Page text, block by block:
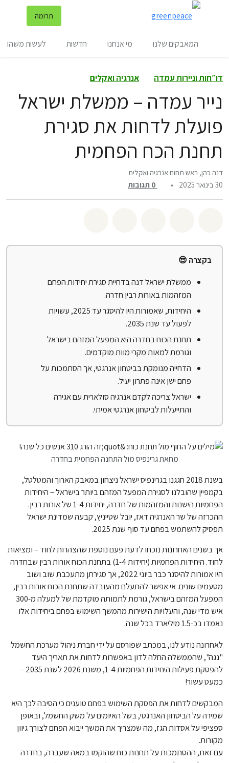
תרומה
המאבקים שלנו מי אנחנו חדשות לעשות משהו
דו״חות וניירות עמדה אנרגיה ואקלים
נייר עמדה – ממשלת ישראל
פועלת לדחות את סגירת
תחנת הכח הפחמית
דנה כהן, ראש תחום אנרגיה ואקלים
30 בינואר 2025
•
0 תגובות
בקצרה 😎
ממשלת ישראל דנה בדחיית סגירת יחידות הפחם
המזהמות באורות רבין חדרה.
היחידות, שאמורות היו להיסגר עד 2025, עשויות
לפעול עד שנת 2035.
תחנת הכוח בחדרה היא המפעל המזהם בישראל
וגורמת למאות מקרי מוות מוקדמים.
הדחייה מנומקת בביטחון אנרגטי, אך הסתמכות על
פחם ישן אינה פתרון יעיל.
ישראל צריכה לקדם אנרגיה סולארית עם אגירה
והתייעלות לביטחון אנרגטי אמיתי.
מחאת גרינפיס מול התחנה הפחמית בחדרה
בשנת 2018 חגגנו בגרינפיס ישראל ניצחון במאבק הארוך והמטלטל,
בקמפיין שהובלנו לסגירת המפעל המזהם ביותר בישראל – היחידות
הפחמיות הישנות והמזהמות של חדרה, יחידות 1-4 של אורות רבין.
ההכרזה של שר האנרגיה דאז, יובל שטייניץ, קבעה שמדינת ישראל
תפסיק להשתמש בפחם עד סוף שנת 2025.
אך בשנים האחרונות נוכחו לדעת פעם נוספת שהצהרות לחוד – ומציאות
לחוד. היחידות הפחמיות (יחידות 1-4) בתחנת הכוח אורות רבין שבחדרה
היו אמורות להיסגר כבר ביוני 2022, אך סגירתן מתעכבת שוב ושוב
מטעמים שונים. אי אפשר להתעלם מהעובדה שתחנת הכוח אורות רבין,
המפעל המזהם בישראל, גורמת לתמותה מוקדמת של למעלה מ-300
איש מדי שנה, והעלויות הישירות מהמשך השימוש בפחם ביחידות אלו
נאמדו בכ-1.5 מיליארד בכל שנה.
לאחרונה נודע לנו, במכתב שפורסם על ידי חברת ניהול מערכת החשמל
"נגה", שהממשלה החלה לדון באפשרות לדחות את תאריך היעד
להפסקת פעילות היחידות הפחמיות 1-4, משנת 2026 לשנת 2035 –
כמעט עשור!
המבקשים לדחות את הפסקת השימוש בפחם טוענים כי הסיבה לכך היא
שמירה על הביטחון האנרגטי, בשל האיומים על משק החשמל, ובאופן
ספציפי על אסדות הגז, מה שמצריך את המשך ייבוא הפחם לצורך גיוון
מקורות.
עם זאת, ההסתמכות על תחנות כוח שהוקמו במאה שעברה, בחדרה